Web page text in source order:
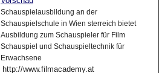
Schauspielausbildung an der
Schauspielschule in Wien sterreich bietet
Ausbildung zum Schauspieler für Film
Schauspiel und Schauspieltechnik für
Erwachsene
http://www.filmacademy.at